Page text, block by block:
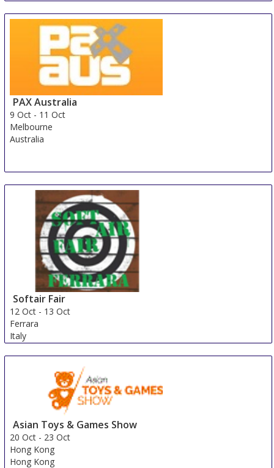
PAX Australia
9 Oct - 11 Oct
Melbourne
Australia
Softair Fair
12 Oct - 13 Oct
Ferrara
Italy
Asian Toys & Games Show
20 Oct - 23 Oct
Hong Kong
Hong Kong